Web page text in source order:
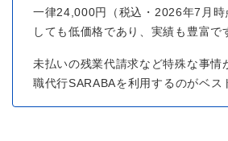
一律24,000円（税込・2026年7月時
しても低価格であり、実績も豊富で
未払いの残業代請求など特殊な事情
職代行SARABAを利用するのがベス